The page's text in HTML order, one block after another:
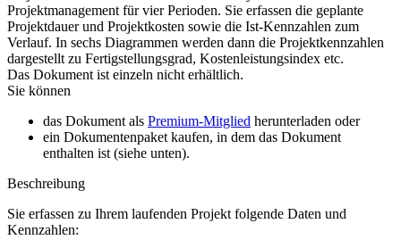
Projektmanagement für vier Perioden. Sie erfassen die geplante
Projektdauer und Projektkosten sowie die Ist-Kennzahlen zum
Verlauf. In sechs Diagrammen werden dann die Projektkennzahlen
dargestellt zu Fertigstellungsgrad, Kostenleistungsindex etc.
Das Dokument ist einzeln nicht erhältlich.
Sie können
das Dokument als Premium-Mitglied herunterladen oder
ein Dokumentenpaket kaufen, in dem das Dokument
enthalten ist (siehe unten).
Beschreibung
Sie erfassen zu Ihrem laufenden Projekt folgende Daten und
Kennzahlen: